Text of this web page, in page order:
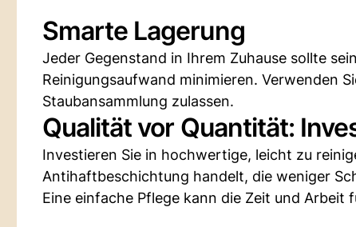
Smarte Lagerung
Jeder Gegenstand in Ihrem Zuhause sollte
Reinigungsaufwand minimieren. Verwenden
Staubansammlung zulassen.
Qualität vor Quantität:
Investieren Sie in hochwertige, leicht zu
Antihaftbeschichtung handelt, die weniger
Eine einfache Pflege kann die Zeit und Arbeit